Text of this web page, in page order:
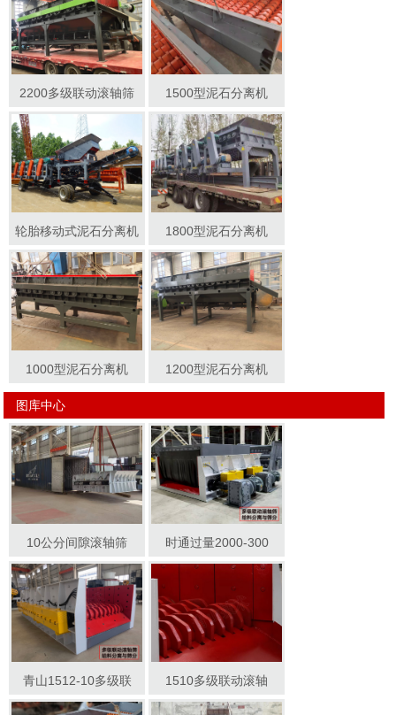
2200多级联动滚轴筛 1500型泥石分离机
轮胎移动式泥石分离机 1800型泥石分离机
1000型泥石分离机 1200型泥石分离机
图库中心
10公分间隙滚轴筛 时通过量2000-300
青山1512-10多级联 1510多级联动滚轴